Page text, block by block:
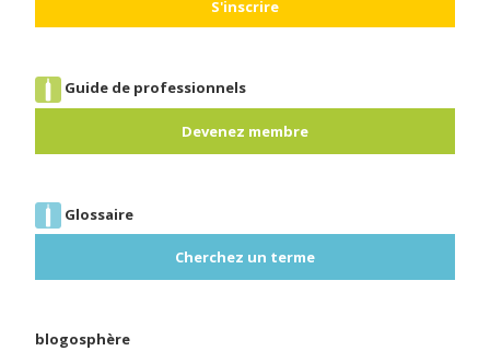
Guide de professionnels
Devenez membre
Glossaire
Cherchez un terme
blogosphère